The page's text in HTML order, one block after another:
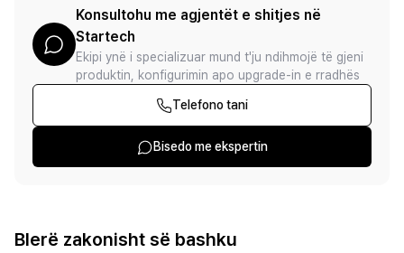
Konsultohu me agjentët e shitjes në
Startech
Ekipi ynë i specializuar mund t'ju ndihmojë të gjeni
produktin, konfigurimin apo upgrade-in e rradhës
Telefono tani
Bisedo me ekspertin
Blerë zakonisht së bashku